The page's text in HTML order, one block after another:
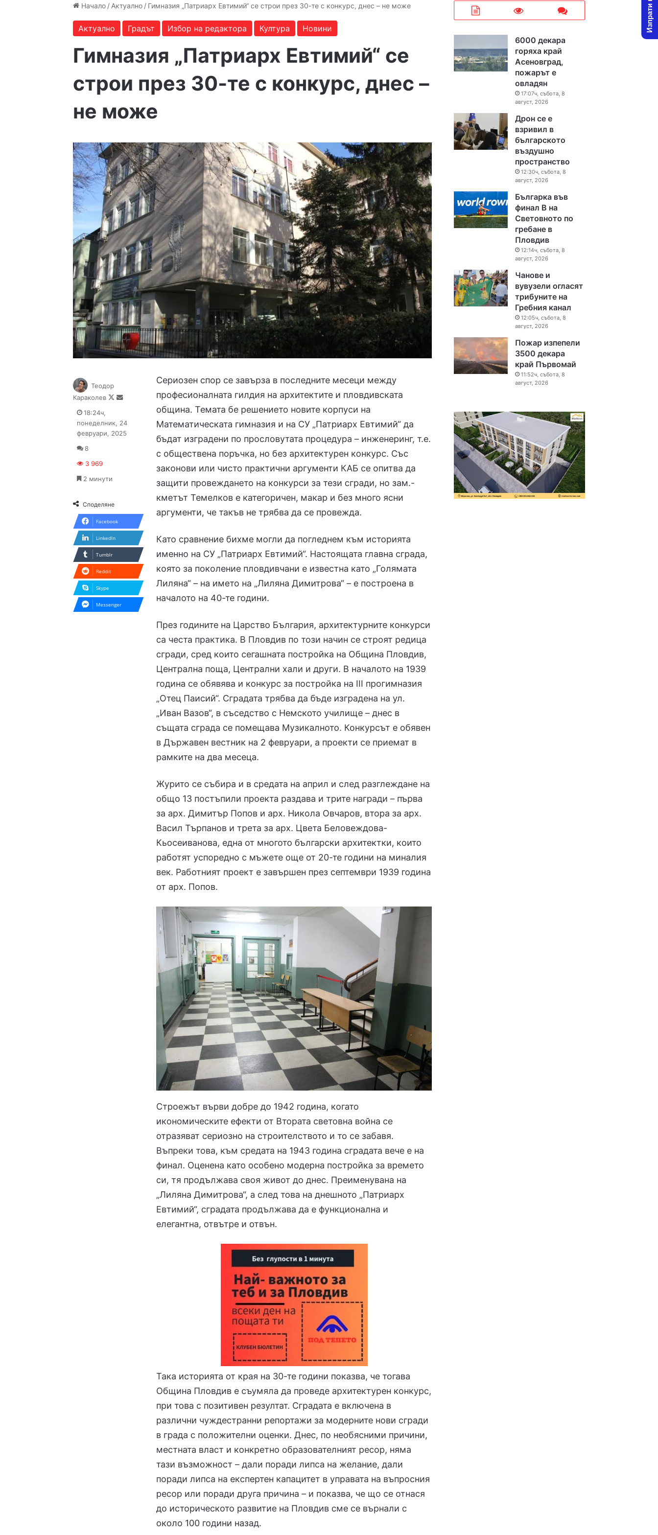
Начало / Актуално / Гимназия „Патриарх Евтимий“ се строи през 30-те с конкурс, днес – не може
Актуално Градът Избор на редактора Култура Новини
Гимназия „Патриарх Евтимий“ се
строи през 30-те с конкурс, днес –
не може
Сериозен спор се завърза в последните месеци между
професионалната гилдия на архитектите и пловдивската
община. Темата бе решението новите корпуси на
Математическата гимназия и на СУ „Патриарх Евтимий“ да
бъдат изградени по прословутата процедура – инженеринг, т.е.
с обществена поръчка, но без архитектурен конкурс. Със
законови или чисто практични аргументи КАБ се опитва да
защити провеждането на конкурси за тези сгради, но зам.-
кметът Темелков е категоричен, макар и без много ясни
аргументи, че такъв не трябва да се провежда.
Като сравнение бихме могли да погледнем към историята
именно на СУ „Патриарх Евтимий“. Настоящата главна сграда,
която за поколение пловдивчани е известна като „Голямата
Лиляна“ – на името на „Лиляна Димитрова“ – е построена в
началото на 40-те години.
През годините на Царство България, архитектурните конкурси
са честа практика. В Пловдив по този начин се строят редица
сгради, сред които сегашната постройка на Община Пловдив,
Централна поща, Централни хали и други. В началото на 1939
година се обявява и конкурс за постройка на III прогимназия
„Отец Паисий“. Сградата трябва да бъде изградена на ул.
„Иван Вазов“, в съседство с Немското училище – днес в
същата сграда се помещава Музикалното. Конкурсът е обявен
в Държавен вестник на 2 февруари, а проекти се приемат в
рамките на два месеца.
Журито се събира и в средата на април и след разглеждане на
общо 13 постъпили проекта раздава и трите награди – първа
за арх. Димитър Попов и арх. Никола Овчаров, втора за арх.
Васил Търпанов и трета за арх. Цвета Беловеждова-
Кьосеиванова, една от многото български архитектки, които
работят успоредно с мъжете още от 20-те години на миналия
век. Работният проект е завършен през септември 1939 година
от арх. Попов.
Строежът върви добре до 1942 година, когато
икономическите ефекти от Втората световна война се
отразяват сериозно на строителството и то се забавя.
Въпреки това, към средата на 1943 година сградата вече е на
финал. Оценена като особено модерна постройка за времето
си, тя продължава своя живот до днес. Преименувана на
„Лиляна Димитрова“, а след това на днешното „Патриарх
Евтимий“, сградата продължава да е функционална и
елегантна, отвътре и отвън.
Така историята от края на 30-те години показва, че тогава
Община Пловдив е съумяла да проведе архитектурен конкурс,
при това с позитивен резултат. Сградата е включена в
различни чуждестранни репортажи за модерните нови сгради
в града с положителни оценки. Днес, по необясними причини,
местната власт и конкретно образователният ресор, няма
тази възможност – дали поради липса на желание, дали
поради липса на експертен капацитет в управата на въпросния
ресор или поради друга причина – и показва, че що се отнася
до историческото развитие на Пловдив сме се върнали с
около 100 години назад.
Теодор
Караколев
Follow
Send
18:24ч,
понеделник, 24
февруари, 2025
8
3 969
2 минути
Споделяне
Facebook
LinkedIn
Tumblr
Reddit
Skype
Messenger
6000 декара
горяха край
Асеновград,
пожарът е
овладян
17:07ч, събота, 8
август, 2026
Дрон се е
взривил в
българското
въздушно
пространство
12:30ч, събота, 8
август, 2026
Българка във
финал B на
Световното по
гребане в
Пловдив
12:14ч, събота, 8
август, 2026
Чанове и
вувузели огласят
трибуните на
Гребния канал
12:05ч, събота, 8
август, 2026
Пожар изпепели
3500 декара
край Първомай
11:52ч, събота, 8
август, 2026